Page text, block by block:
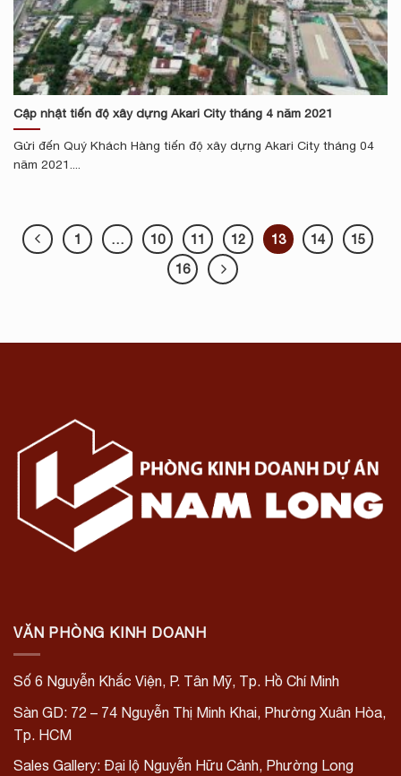
Cập nhật tiến độ xây dựng Akari City tháng 4 năm 2021
Gửi đến Quý Khách Hàng tiến độ xây dựng Akari City tháng 04
năm 2021....
1 … 10 11 12 13 14
15
16
VĂN PHÒNG KINH DOANH
Số 6 Nguyễn Khắc Viện, P. Tân Mỹ, Tp. Hồ Chí Minh
Sàn GD: 72 – 74 Nguyễn Thị Minh Khai, Phường Xuân Hòa,
Tp. HCM
Sales Gallery: Đại lộ Nguyễn Hữu Cảnh, Phường Long